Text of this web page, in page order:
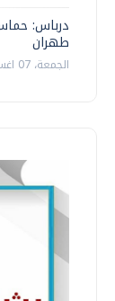
درباس:
طهران
الجمعة، 07 اغسطس 2026 11:58 م